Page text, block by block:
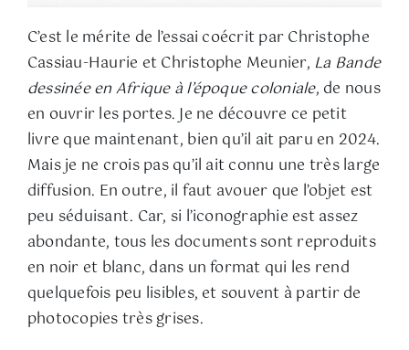
C’est le mérite de l’essai coécrit par Christophe
Cassiau-Haurie et Christophe Meunier, La Bande
dessinée en Afrique à l’époque coloniale, de nous
en ouvrir les portes. Je ne découvre ce petit
livre que maintenant, bien qu’il ait paru en 2024.
Mais je ne crois pas qu’il ait connu une très large
diffusion. En outre, il faut avouer que l’objet est
peu séduisant. Car, si l’iconographie est assez
abondante, tous les documents sont reproduits
en noir et blanc, dans un format qui les rend
quelquefois peu lisibles, et souvent à partir de
photocopies très grises.